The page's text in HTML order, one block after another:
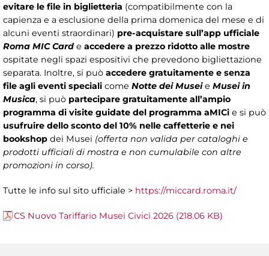
evitare le file in biglietteria (compatibilmente con la
capienza e a esclusione della prima domenica del mese e di
alcuni eventi straordinari) pre-acquistare sull’app ufficiale
Roma MIC Card e accedere a prezzo ridotto alle mostre
ospitate negli spazi espositivi che prevedono bigliettazione
separata. Inoltre, si può accedere gratuitamente e senza
file agli eventi speciali come Notte dei Museie Musei in
Musica, si può partecipare gratuitamente all’ampio
programma di visite guidate del programma aMICi e si può
usufruire dello sconto del 10% nelle caffetterie e nei
bookshop dei Musei (offerta non valida per cataloghi e
prodotti ufficiali di mostra e non cumulabile con altre
promozioni in corso).
Tutte le info sul sito ufficiale > https://miccard.roma.it/
CS Nuovo Tariffario Musei Civici 2026 (218.06 KB)